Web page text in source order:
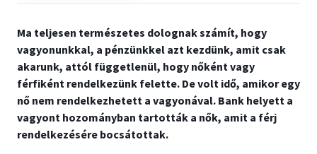
Ma teljesen természetes dolognak számít, hogy
vagyonunkkal, a pénzünkkel azt kezdünk, amit csak
akarunk, attól függetlenül, hogy nőként vagy
férfiként rendelkezünk felette. De volt idő, amikor egy
nő nem rendelkezhetett a vagyonával. Bank helyett a
vagyont hozományban tartották a nők, amit a férj
rendelkezésére bocsátottak.